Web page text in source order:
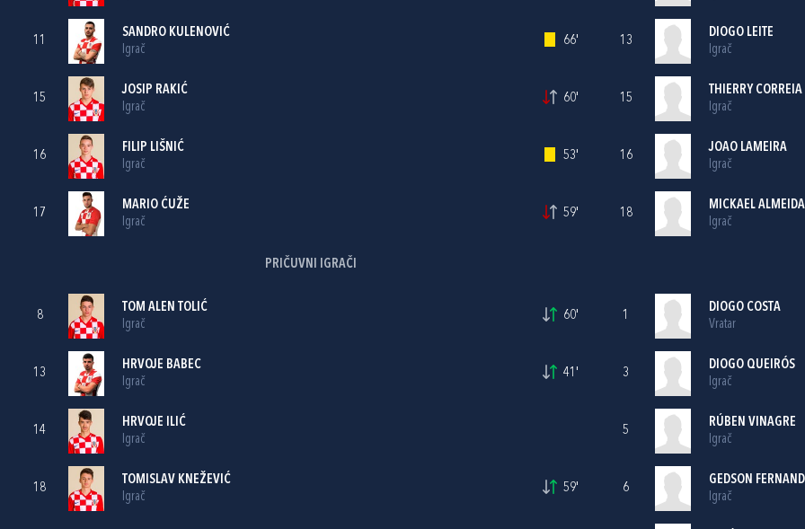
11
SANDRO KULENOVIĆ
Igrač
66'
15
JOSIP RAKIĆ
Igrač
60'
16
FILIP LIŠNIĆ
Igrač
53'
17
MARIO ĆUŽE
Igrač
59'
PRIČUVNI IGRAČI
8
TOM ALEN TOLIĆ
Igrač
60'
13
HRVOJE BABEC
Igrač
41'
14
HRVOJE ILIĆ
Igrač
18
TOMISLAV KNEŽEVIĆ
Igrač
59'
13
DIOGO LEITE
Igrač
15
THIERRY CORREIA
Igrač
16
JOAO LAMEIRA
Igrač
18
MICKAEL ALMEIDA
Igrač
1
DIOGO COSTA
Vratar
3
DIOGO QUEIRÓS
Igrač
5
RÚBEN VINAGRE
Igrač
6
GEDSON
Igrač